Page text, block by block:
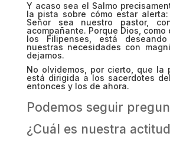
Y acaso sea el Salmo
la pista sobre cómo estar
Señor sea nuestro pastor,
acompañante. Porque Dios, como
los Filipenses, está
nuestras necesidades con
dejamos.
No olvidemos, por cierto, que la
está dirigida a los sacerdotes
entonces y los de ahora.
Podemos seguir
¿Cuál es nuestra